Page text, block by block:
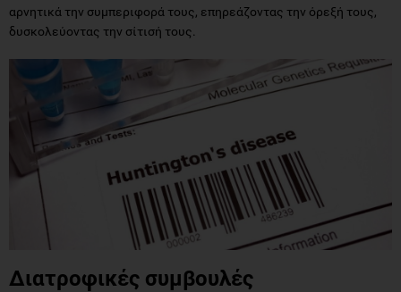
αρνητικά την συμπεριφορά τους, επηρεάζοντας την όρεξή τους,
δυσκολεύοντας την σίτισή τους.
Διατροφικές συμβουλές